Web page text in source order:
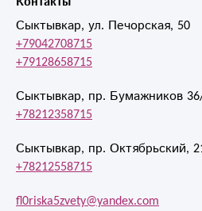
Сыктывкар, ул. Печорская, 50
+79042708715
+79128658715
Сыктывкар, пр. Бумажников
+78212358715
Сыктывкар, пр. Октябрьский,
+78212558715
fl0riska5zvety@yandex.com